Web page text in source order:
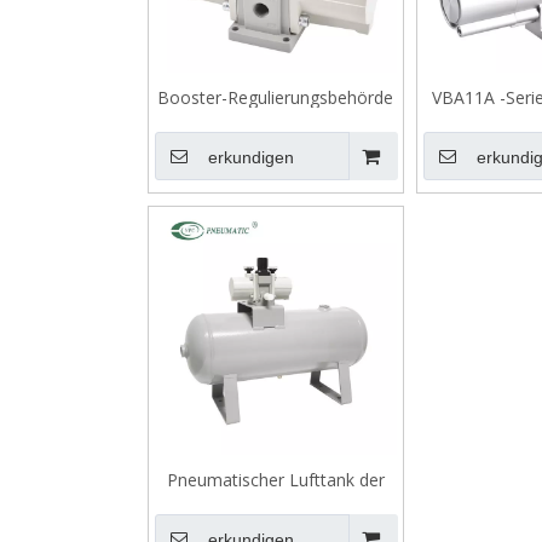
Booster-Regulierungsbehörde
Reliefmechanismus betätigt.
erkundigen
VBA11A -
Pneumatischer Lufttank der